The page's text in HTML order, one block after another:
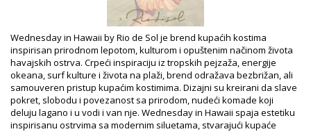
Odsek: Zensko, Jednodelni kupaći kostim
Pakovanje uključuje: 1 x Jednodelni kupaći kostim (Drugi pribor
koji nije uključen)
HS CODE: 6112.41.0010
SKU: 1981124839
EAN: XS (7899810396310), S (7899810396327), M (7899810396334),
L (7899810396341), XL (7899810396358)
Težina: 115g / 0.25lb / 4.06oz
Retuširane fotografije
Uputstva za pranje i negu
Wednesday in Hawaii by Rio de Sol je brend kupaćih kostima
inspirisan prirodnom lepotom, kulturom i opuštenim načinom života
havajskih ostrva. Crpeći inspiraciju iz tropskih pejzaža, energije
okeana, surf kulture i života na plaži, brend odražava bezbrižan, ali
samouveren pristup kupaćim kostimima. Dizajni su kreirani da slave
pokret, slobodu i povezanost sa prirodom, nudeći komade koji
deluju lagano i u vodi i van nje. Wednesday in Hawaii spaja estetiku
inspirisanu ostrvima sa modernim siluetama, stvarajući kupaće